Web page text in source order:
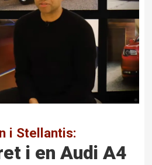
i Stellantis:
i en Audi A4